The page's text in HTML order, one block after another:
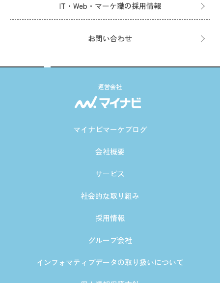
IT・Web・マーケ職の採用情報
お問い合わせ
運営会社
マイナビマーケブログ
会社概要
サービス
社会的な取り組み
採用情報
グループ会社
インフォマティブデータの取り扱いについて